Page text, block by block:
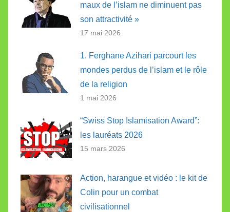
maux de l’islam ne diminuent pas
son attractivité »
17 mai 2026
1. Ferghane Azihari parcourt les
mondes perdus de l’islam et le rôle
de la religion
1 mai 2026
“Swiss Stop Islamisation Award”:
les lauréats 2026
15 mars 2026
Action, harangue et vidéo : le kit de
Colin pour un combat
civilisationnel